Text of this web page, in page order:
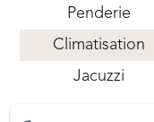
Penderie
Climatisation
Jacuzzi